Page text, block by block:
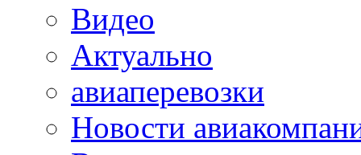
Видео
Актуально
авиаперевозки
Новости